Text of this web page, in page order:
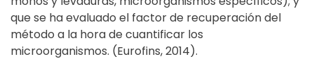
que se ha evaluado el factor de recuperación del
método a la hora de cuantificar los
microorganismos. (Eurofins, 2014).